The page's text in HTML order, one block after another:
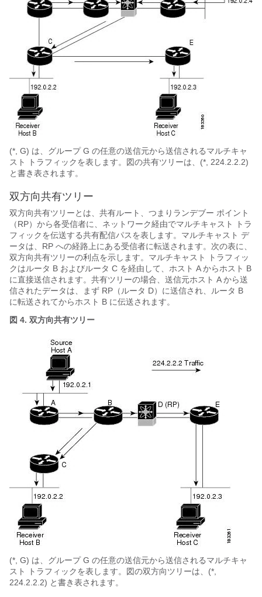
(*, G) は、グループ G の任意の送信元から送信されるマルチキャ
スト トラフィックを表します。図の共有ツリーは、(*, 224.2.2.2)
と書き表されます。
双方向共有ツリー
双方向共有ツリーとは、共有ルート、つまりランデブー ポイント
（RP）から各受信者に、ネットワーク経由でマルチキャスト トラ
フィックを伝送する共有配信パスを表します。マルチキャスト デ
ータは、RP への経路上にある受信者に転送されます。次の表に、
双方向共有ツリーの利点を示します。マルチキャスト トラフィッ
クはルータ B およびルータ C を経由して、ホスト A からホスト B
に直接送信されます。共有ツリーの場合、送信元ホスト A から送
信されたデータは、まず RP（ルータ D）に送信され、ルータ B
に転送されてからホスト B に伝送されます。
図 4. 双方向共有ツリー
(*, G) は、グループ G の任意の送信元から送信されるマルチキャ
スト トラフィックを表します。図の双方向ツリーは、(*,
224.2.2.2) と書き表されます。